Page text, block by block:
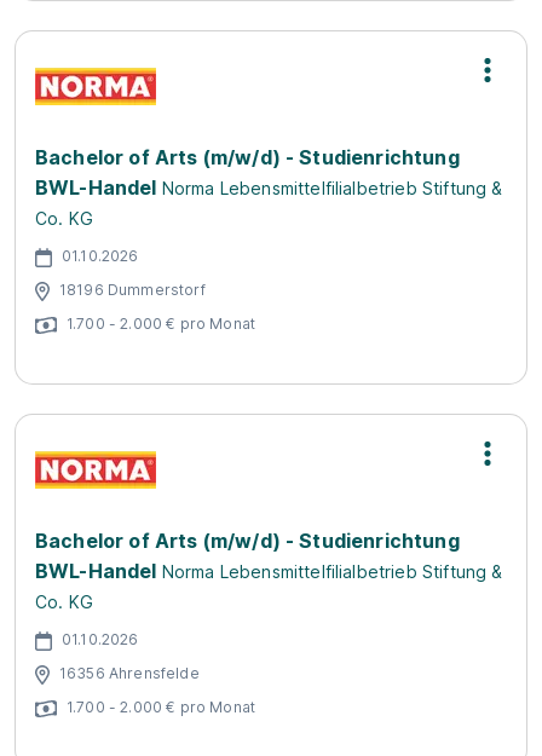
Bachelor of Arts (m/w/d) - Studienrichtung
BWL-Handel Norma Lebensmittelfilialbetrieb Stiftung &
Co. KG
01.10.2026
18196 Dummerstorf
1.700 - 2.000 € pro Monat
Bachelor of Arts (m/w/d) - Studienrichtung
BWL-Handel Norma Lebensmittelfilialbetrieb Stiftung &
Co. KG
01.10.2026
16356 Ahrensfelde
1.700 - 2.000 € pro Monat